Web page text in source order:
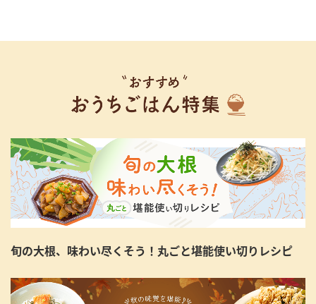
旬の大根、味わい尽くそう！丸ごと堪能使い切りレシピ